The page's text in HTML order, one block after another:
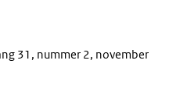
31, nummer 2, november